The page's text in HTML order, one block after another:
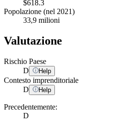
$618.3
Popolazione (nel 2021)
33,9 milioni
Valutazione
Rischio Paese
D
Help
Contesto imprenditoriale
D
Help
Precedentemente:
D